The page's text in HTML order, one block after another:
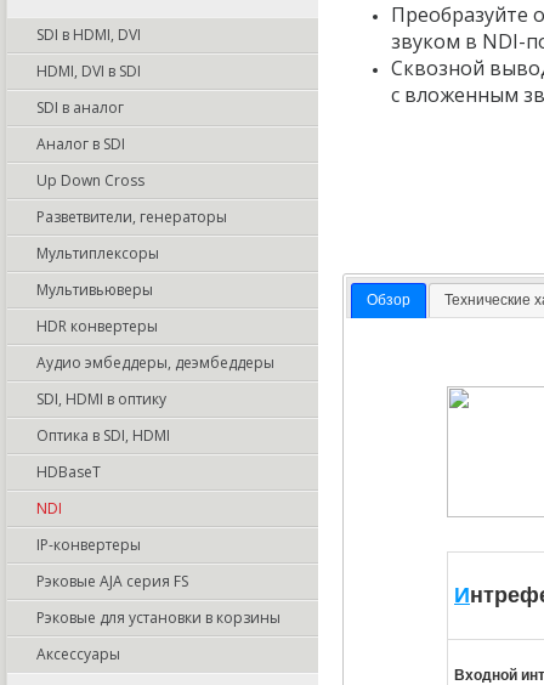
SDI в HDMI, DVI
HDMI, DVI в SDI
SDI в аналог
Аналог в SDI
Up Down Cross
Разветвители, генераторы
Мультиплексоры
Мультивьюверы
HDR конвертеры
Аудио эмбеддеры, деэмбеддеры
SDI, HDMI в оптику
Оптика в SDI, HDMI
HDBaseT
NDI
IP-конвертеры
Рэковые AJA серия FS
Рэковые для установки в корзины
Аксессуары
Преобразуйте
звуком в NDI-
Сквозной
с вложенным
Обзор Технические
И
Входной